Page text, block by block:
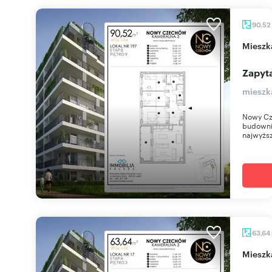
90,52
Nowy
63,64